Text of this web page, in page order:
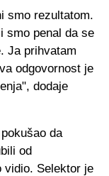
smo rezultatom.
smo penal da se
Ja prihvatam
odgovornost je
dodaje
da
od
vidio. Selektor je